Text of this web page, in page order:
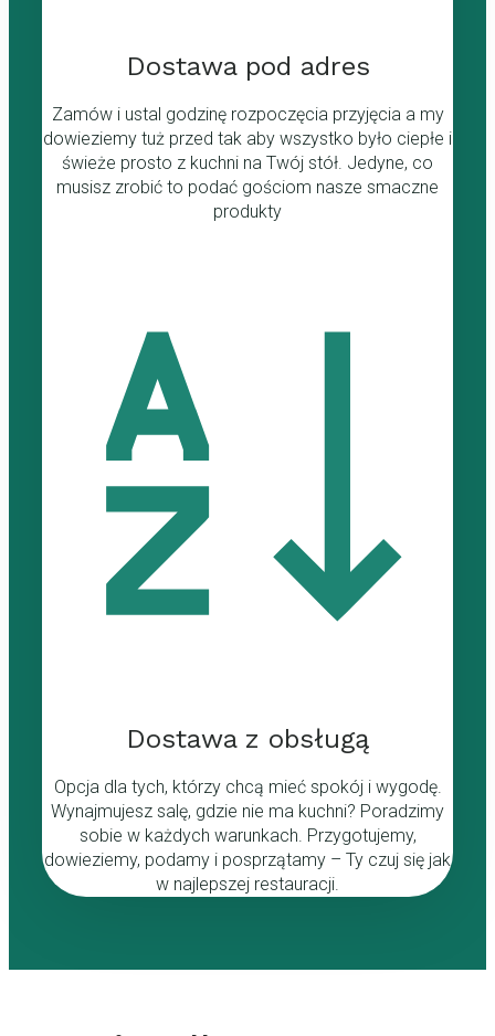
Dostawa pod adres
Zamów i ustal godzinę rozpoczęcia przyjęcia a my
dowieziemy tuż przed tak aby wszystko było ciepłe i
świeże prosto z kuchni na Twój stół. Jedyne, co
musisz zrobić to podać gościom nasze smaczne
produkty
Dostawa z obsługą
Opcja dla tych, którzy chcą mieć spokój i wygodę.
Wynajmujesz salę, gdzie nie ma kuchni? Poradzimy
sobie w każdych warunkach. Przygotujemy,
dowieziemy, podamy i posprzątamy – Ty czuj się jak
w najlepszej restauracji.